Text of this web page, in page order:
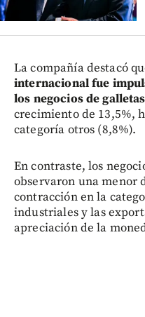
La compañía destacó
internacional fue
los negocios de
crecimiento de 13,5%,
categoría otros (8,8%).
En contraste, los
observaron una menor
contracción en la
industriales y las
apreciación de la